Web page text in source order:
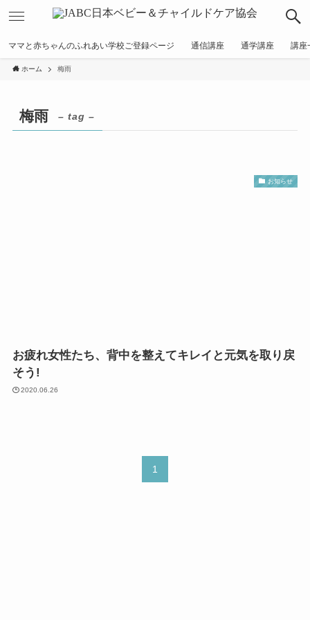
ママと赤ちゃんのふれあい学校ご登録ページ 通信講座 通学講座 講座
ホーム 梅雨
梅雨 – tag –
お知らせ
お疲れ女性たち、背中を整えてキレイと元気を取り戻
そう!
2020.06.26
1